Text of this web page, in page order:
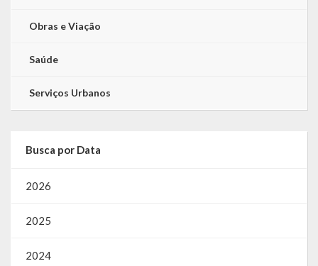
Obras e Viação
Saúde
Serviços Urbanos
Busca por Data
2026
2025
2024